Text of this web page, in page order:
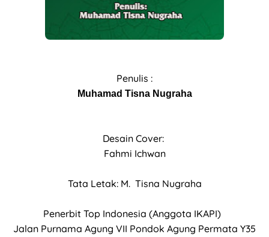
Penulis :
Muhamad Tisna Nugraha
Desain Cover:
Fahmi Ichwan
Tata Letak: M. Tisna Nugraha
Penerbit Top Indonesia (Anggota IKAPI)
Jalan Purnama Agung VII Pondok Agung Permata Y35